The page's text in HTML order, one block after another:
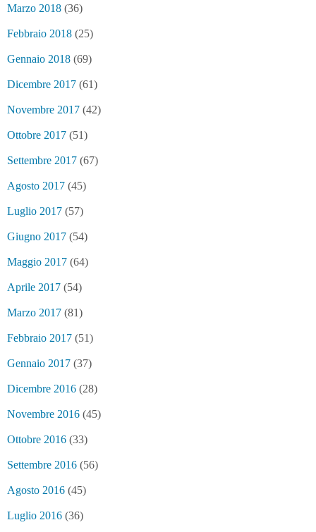
Marzo 2018 (36)
Febbraio 2018 (25)
Gennaio 2018 (69)
Dicembre 2017 (61)
Novembre 2017 (42)
Ottobre 2017 (51)
Settembre 2017 (67)
Agosto 2017 (45)
Luglio 2017 (57)
Giugno 2017 (54)
Maggio 2017 (64)
Aprile 2017 (54)
Marzo 2017 (81)
Febbraio 2017 (51)
Gennaio 2017 (37)
Dicembre 2016 (28)
Novembre 2016 (45)
Ottobre 2016 (33)
Settembre 2016 (56)
Agosto 2016 (45)
Luglio 2016 (36)